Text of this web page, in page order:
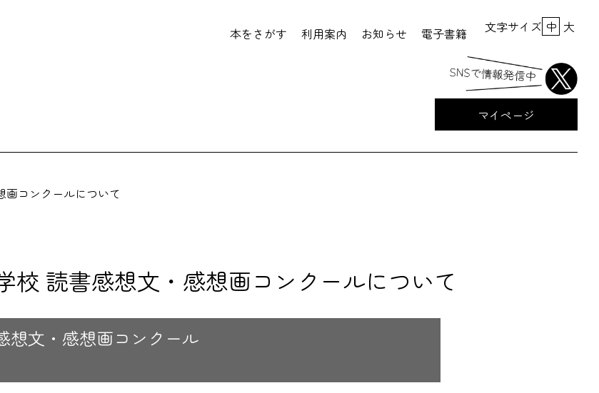
本をさがす 利用案内 お知らせ 電子書籍 文字サイズ 中 大
マイページ
画コンクールについて
校 読書感想文・感想画コンクールについて
文・感想画コンクール